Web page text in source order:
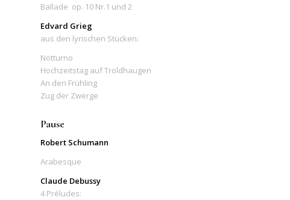
Ballade op. 10 Nr.1 und 2
Edvard Grieg
aus den lyrischen Stücken:
Notturno
Hochzeitstag auf Troldhaugen
An den Frühling
Zug der Zwerge
Pause
Robert Schumann
Arabesque
Claude Debussy
4 Préludes: